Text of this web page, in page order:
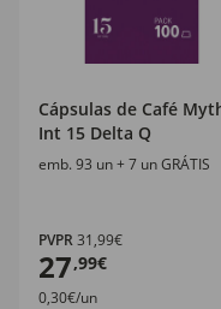
Cápsulas de Café
Int 15 Delta Q
emb. 93 un + 7 un GRÁTIS
PVPR31,99€
27,99€
0,30€/un